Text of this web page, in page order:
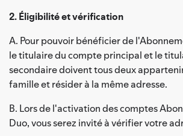
2. Éligibilité et vérification
A. Pour pouvoir bénéficier de
le titulaire du compte principal et le
secondaire doivent tous deux
famille et résider à la même adresse.
B. Lors de l'activation des comptes
Duo, vous serez invité à vérifier votre